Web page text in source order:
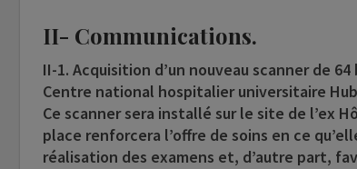
II- Communications.
II-1. Acquisition d’un nouveau scanner de
Centre national hospitalier universitaire
Ce scanner sera installé sur le site de l’ex
place renforcera l’offre de soins en ce
réalisation des examens et, d’autre part,